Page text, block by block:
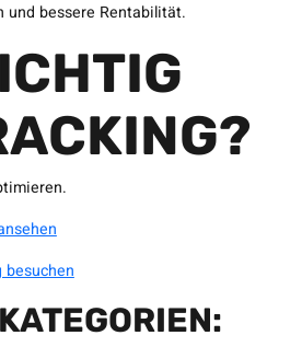
und bessere Rentabilität.
besuchen